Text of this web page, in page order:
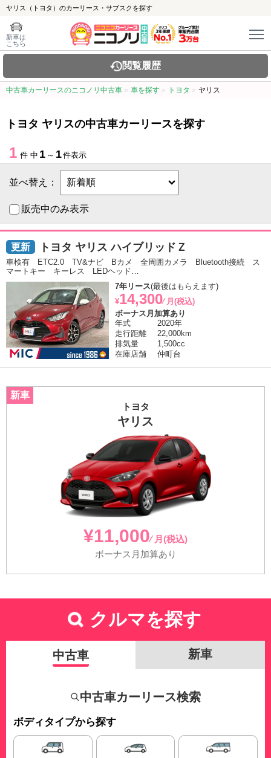
ヤリス（トヨタ）のカーリース・サブスクを探す
新車は
こちら
閲覧履歴
中古車カーリースのニコノリ中古車 車を探す トヨタ ヤリス
トヨタ ヤリスの中古車カーリースを探す
1 件 中 1 ～ 1件表示
並べ替え：
販売中のみ表示
トヨタ ヤリス ハイブリッドＺ
車検有 ETC2.0 TV&ナビ Bカメ 全周囲カメラ Bluetooth接続 ス
マートキー キーレス LEDヘッド…
7年リース(最後はもらえます)
¥14,300⁄ 月(税込)
ボーナス月加算あり
年式
2020年
走行距離
22,000km
排気量
1,500cc
在庫店舗
仲町台
トヨタ
ヤリス
¥11,000⁄ 月(税込)
ボーナス月加算あり
クルマを探す
中古車 新車
中古車カーリース検索
ボディタイプから探す